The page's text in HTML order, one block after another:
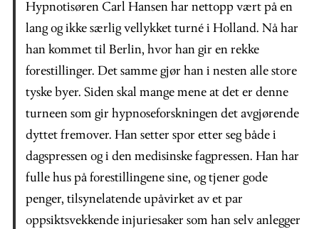
Hypnotisøren Carl Hansen har nettopp vært på en
lang og ikke særlig vellykket turné i Holland. Nå har
han kommet til Berlin, hvor han gir en rekke
forestillinger. Det samme gjør han i nesten alle store
tyske byer. Siden skal mange mene at det er denne
turneen som gir hypnoseforskningen det avgjørende
dyttet fremover. Han setter spor etter seg både i
dagspressen og i den medisinske fagpressen. Han har
fulle hus på forestillingene sine, og tjener gode
penger, tilsynelatende upåvirket av et par
oppsiktsvekkende injuriesaker som han selv anlegger